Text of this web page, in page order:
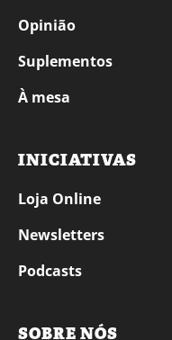
Opinião
Suplementos
À mesa
INICIATIVAS
Loja Online
Newsletters
Podcasts
SOBRE NÓS